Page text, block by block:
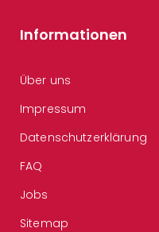
Informationen
Über uns
Impressum
Datenschutzerklärung
FAQ
Jobs
Sitemap